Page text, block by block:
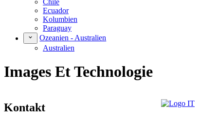
Chile
Ecuador
Kolumbien
Paraguay
Ozeanien - Australien
Australien
Images Et Technologie
Kontakt